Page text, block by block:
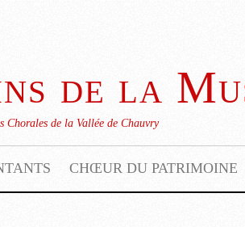
de la
Chorales de la Vallée de Chauvry
CHŒUR DU PATRIMOINE